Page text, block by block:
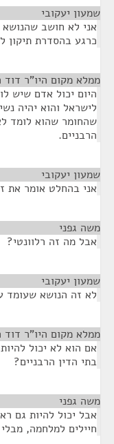
שמעון יעקובי
אני לא חושב שהנושא
כרגע בהסדרת תיקון
ממלא מקום היו"ר דוד
היום יכול אדם שיש
לישראל והוא יהיה
שהחומר שהוא לומד
הרבניים.
שמעון יעקובי
אני בהחלט אומר את
משה גפני
אבל מה זה רלוונטי?
שמעון יעקובי
לא זה הנושא שעומד
ממלא מקום היו"ר דוד
אם הוא לא יכול
בתי הדין הרבניים?
משה גפני
אבל יכול להיות גם
חיילים למלחמה,